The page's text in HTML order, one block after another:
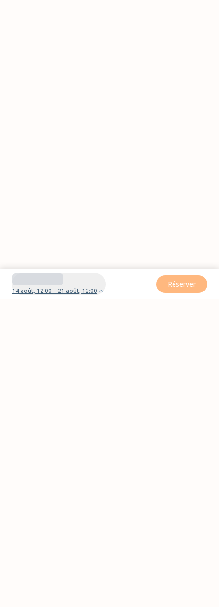
14 août, 12:00 – 21 août, 12:00
Réserver